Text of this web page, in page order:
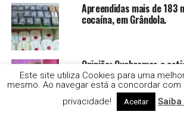
Apreendidas mais de 183
cocaína, em Grândola.
Opinião: Quebremos o
sobre Cancro do Pulmão
Este site utiliza Cookies para uma
mesmo. Ao navegar está a concordar
privacidade!
Aceitar Saiba